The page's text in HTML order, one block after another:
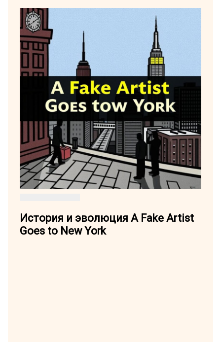
История и эволюция A Fake Artist
Goes to New York